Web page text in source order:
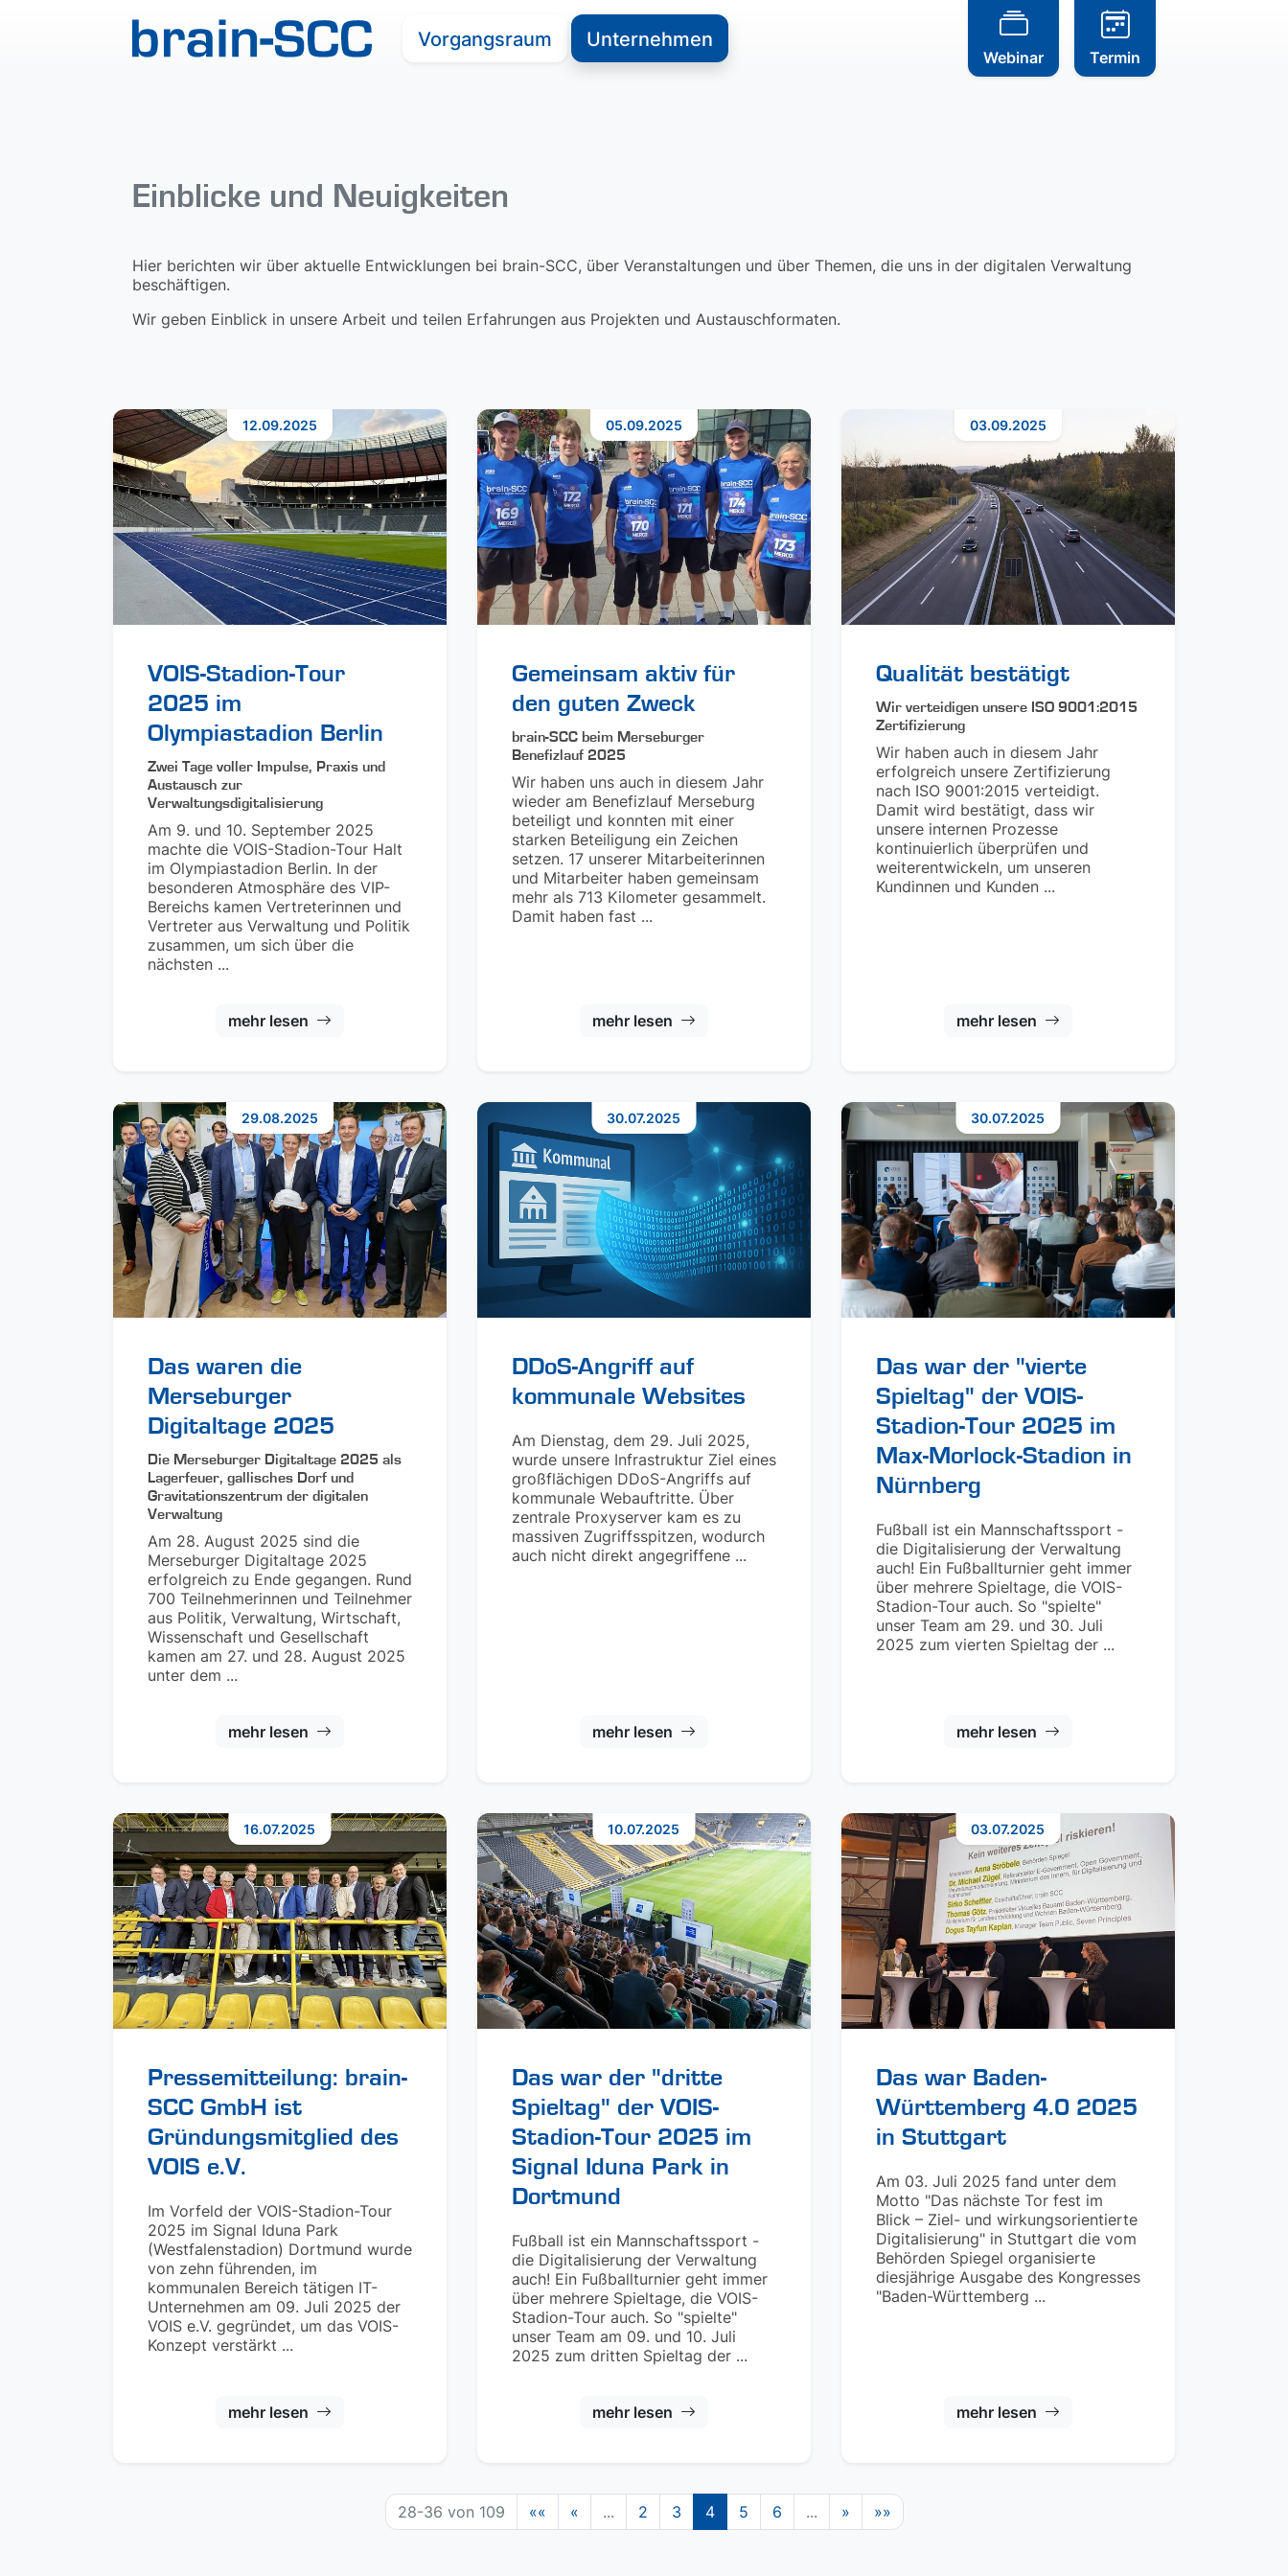
Vorgangsraum Unternehmen
Webinar Termin
Einblicke und Neuigkeiten
Hier berichten wir über aktuelle Entwicklungen bei brain-SCC, über Veranstaltungen und über Themen, die uns in der digitalen Verwaltung
beschäftigen.
Wir geben Einblick in unsere Arbeit und teilen Erfahrungen aus Projekten und Austauschformaten.
VOIS-Stadion-Tour
2025 im
Olympiastadion Berlin
Zwei Tage voller Impulse, Praxis und
Austausch zur
Verwaltungsdigitalisierung
Am 9. und 10. September 2025
machte die VOIS-Stadion-Tour Halt
im Olympiastadion Berlin. In der
besonderen Atmosphäre des VIP-
Bereichs kamen Vertreterinnen und
Vertreter aus Verwaltung und Politik
zusammen, um sich über die
nächsten ...
mehr lesen
12.09.2025
Gemeinsam aktiv für
den guten Zweck
brain-SCC beim Merseburger
Benefizlauf 2025
Wir haben uns auch in diesem Jahr
wieder am Benefizlauf Merseburg
beteiligt und konnten mit einer
starken Beteiligung ein Zeichen
setzen. 17 unserer Mitarbeiterinnen
und Mitarbeiter haben gemeinsam
mehr als 713 Kilometer gesammelt.
Damit haben fast ...
mehr lesen
05.09.2025
Qualität bestätigt
Wir verteidigen unsere ISO 9001:2015
Zertifizierung
Wir haben auch in diesem Jahr
erfolgreich unsere Zertifizierung
nach ISO 9001:2015 verteidigt.
Damit wird bestätigt, dass wir
unsere internen Prozesse
kontinuierlich überprüfen und
weiterentwickeln, um unseren
Kundinnen und Kunden ...
mehr lesen
03.09.2025
Das waren die
Merseburger
Digitaltage 2025
Die Merseburger Digitaltage 2025 als
Lagerfeuer, gallisches Dorf und
Gravitationszentrum der digitalen
Verwaltung
Am 28. August 2025 sind die
Merseburger Digitaltage 2025
erfolgreich zu Ende gegangen. Rund
700 Teilnehmerinnen und Teilnehmer
aus Politik, Verwaltung, Wirtschaft,
Wissenschaft und Gesellschaft
kamen am 27. und 28. August 2025
unter dem ...
mehr lesen
29.08.2025
DDoS-Angriff auf
kommunale Websites
Am Dienstag, dem 29. Juli 2025,
wurde unsere Infrastruktur Ziel eines
großflächigen DDoS-Angriffs auf
kommunale Webauftritte. Über
zentrale Proxyserver kam es zu
massiven Zugriffsspitzen, wodurch
auch nicht direkt angegriffene ...
mehr lesen
30.07.2025
Das war der "vierte
Spieltag" der VOIS-
Stadion-Tour 2025 im
Max-Morlock-Stadion in
Nürnberg
Fußball ist ein Mannschaftssport -
die Digitalisierung der Verwaltung
auch! Ein Fußballturnier geht immer
über mehrere Spieltage, die VOIS-
Stadion-Tour auch. So "spielte"
unser Team am 29. und 30. Juli
2025 zum vierten Spieltag der ...
mehr lesen
30.07.2025
Pressemitteilung: brain-
SCC GmbH ist
Gründungsmitglied des
VOIS e.V.
Im Vorfeld der VOIS-Stadion-Tour
2025 im Signal Iduna Park
(Westfalenstadion) Dortmund wurde
von zehn führenden, im
kommunalen Bereich tätigen IT-
Unternehmen am 09. Juli 2025 der
VOIS e.V. gegründet, um das VOIS-
Konzept verstärkt ...
mehr lesen
16.07.2025
Das war der "dritte
Spieltag" der VOIS-
Stadion-Tour 2025 im
Signal Iduna Park in
Dortmund
Fußball ist ein Mannschaftssport -
die Digitalisierung der Verwaltung
auch! Ein Fußballturnier geht immer
über mehrere Spieltage, die VOIS-
Stadion-Tour auch. So "spielte"
unser Team am 09. und 10. Juli
2025 zum dritten Spieltag der ...
mehr lesen
10.07.2025
Das war Baden-
Württemberg 4.0 2025
in Stuttgart
Am 03. Juli 2025 fand unter dem
Motto "Das nächste Tor fest im
Blick – Ziel- und wirkungsorientierte
Digitalisierung" in Stuttgart die vom
Behörden Spiegel organisierte
diesjährige Ausgabe des Kongresses
"Baden-Württemberg ...
mehr lesen
03.07.2025
28-36 von 109 «« « ... 2 3 4 5 6 ... » »»